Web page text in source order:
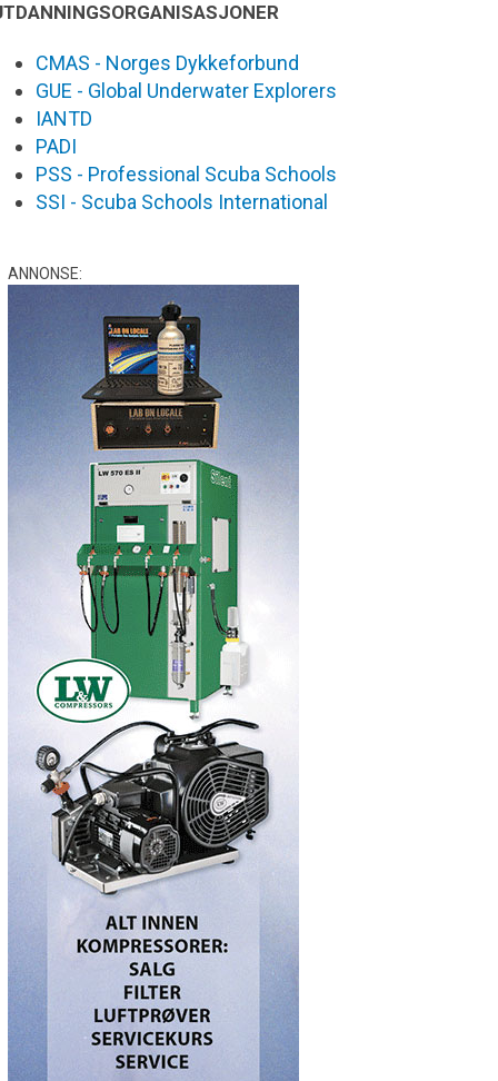
CMAS - Norges Dykkeforbund
GUE - Global Underwater Explorers
IANTD
PADI
PSS - Professional Scuba Schools
SSI - Scuba Schools International
ANNONSE: